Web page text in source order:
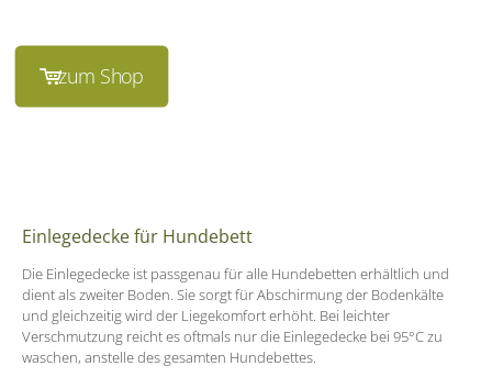
zum Shop
Einlegedecke für Hundebett
Die Einlegedecke ist passgenau für alle Hundebetten erhältlich und
dient als zweiter Boden. Sie sorgt für Abschirmung der Bodenkälte
und gleichzeitig wird der Liegekomfort erhöht. Bei leichter
Verschmutzung reicht es oftmals nur die Einlegedecke bei 95°C zu
waschen, anstelle des gesamten Hundebettes.